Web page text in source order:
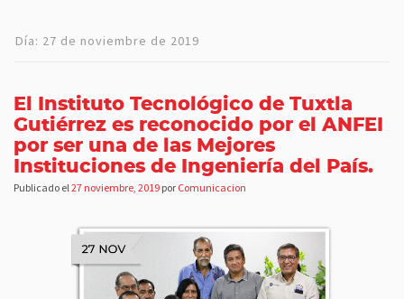
Día: 27 de noviembre de 2019
El Instituto Tecnológico de Tuxtla
Gutiérrez es reconocido por el ANFEI
por ser una de las Mejores
Instituciones de Ingeniería del País.
Publicado el27 noviembre, 2019 por Comunicacion